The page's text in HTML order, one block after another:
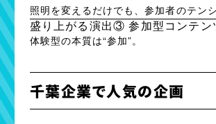
照明を変えるだけでも、参加者のテン
盛り上がる演出③ 参加型コンテン
体験型の本質は“参加”。
千葉企業で人気の企画